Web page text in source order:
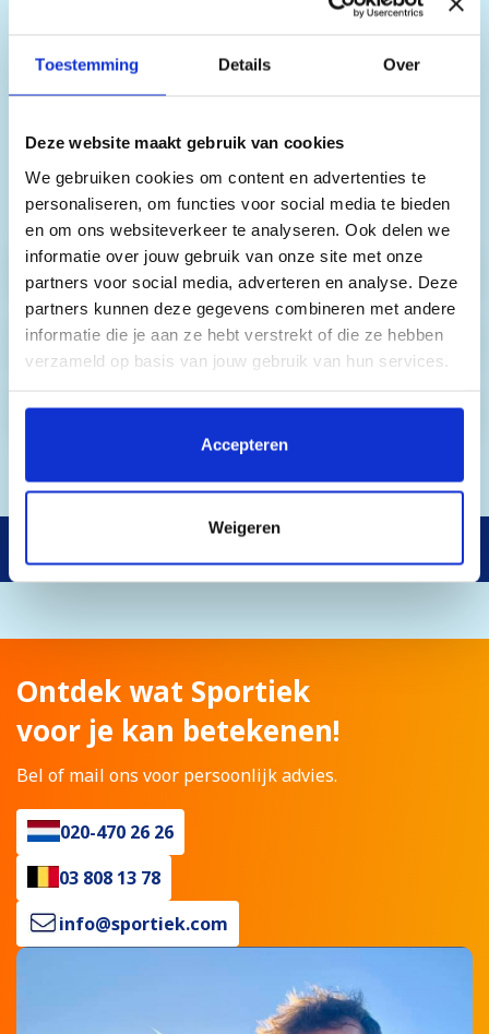
Toestemming Details Over
Deze website maakt gebruik van cookies
We gebruiken cookies om content en advertenties te
personaliseren, om functies voor social media te bieden
en om ons websiteverkeer te analyseren. Ook delen we
informatie over jouw gebruik van onze site met onze
partners voor social media, adverteren en analyse. Deze
partners kunnen deze gegevens combineren met andere
informatie die je aan ze hebt verstrekt of die ze hebben
verzameld op basis van jouw gebruik van hun services.
Door op 'Accepteren' te klikken, stem je in met het
plaatsen van alle cookies. Klik op 'Details' voor een
cookies je wilt toestaan. Je kunt je voorkeuren op elk
moment wijzigen of je toestemming intrekken.
Accepteren
Weigeren
Wanneer je bij ons een vakantie boekt, is de
skipas uitbreiden en extra opties aan je
aankomstdatum, daarom tonen we hier alleen
gelden, vind je in stap 1 van het online
boekingsformulier.
Skipassen
Skihuur
Snowboardhuur
Ontdek wat Sportiek
voor je kan betekenen!
Bel of mail ons voor persoonlijk advies.
020-470 26 26
03 808 13 78
info@sportiek.com